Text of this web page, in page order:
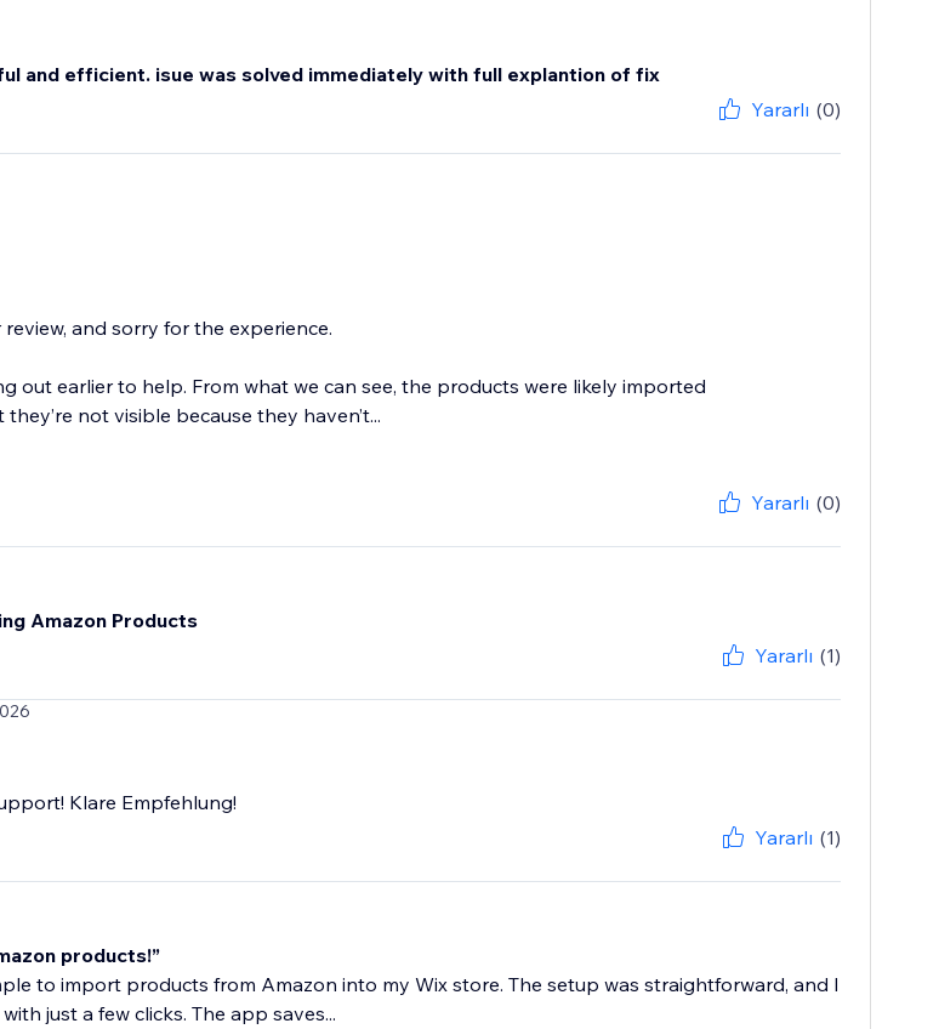
and efficient. isue was solved immediately with full explantion of fix
Yararlı (0)
and sorry for the experience.
out earlier to help. From what we can see, the products were likely imported
they’re not visible because they haven’t...
Yararlı (0)
Amazon Products
Yararlı (1)
Klare Empfehlung!
Yararlı (1)
products!”
to import products from Amazon into my Wix store. The setup was straightforward, and I
just a few clicks. The app saves...